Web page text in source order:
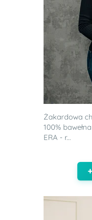
Żakardowa
100%
ERA - r...